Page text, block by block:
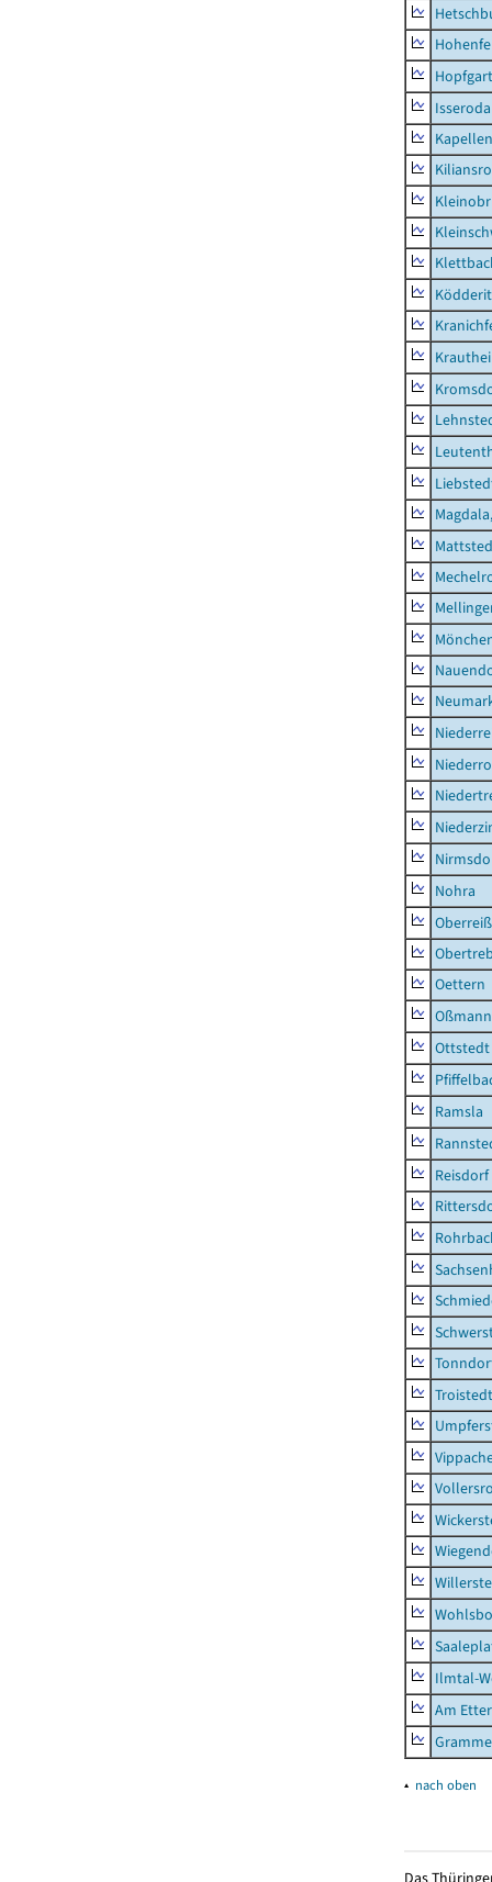
Isseroda
Nohra
Oettern
Ottstedt
Ramsla
Reisdorf
Troistedt
Ilmtal-
Am
▴ nach oben